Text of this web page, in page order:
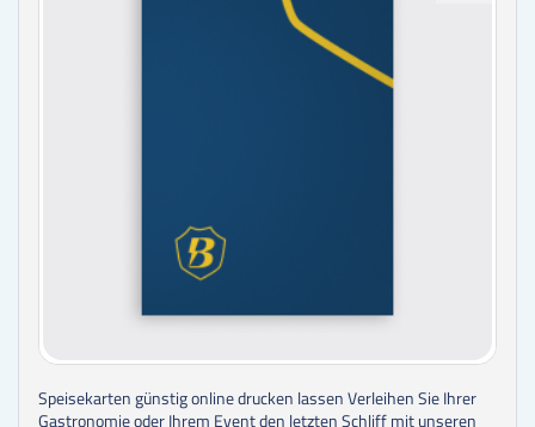
Speisekarten günstig online drucken lassen Verleihen Sie Ihrer
Gastronomie oder Ihrem Event den letzten Schliff mit unseren